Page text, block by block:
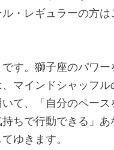
ル・レギュラーの方
す。獅子座のパワー
マインドシャッフル
て、「自分のペース
持ちで行動できる」
ゆきます。